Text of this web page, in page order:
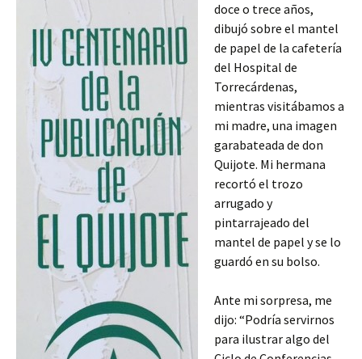
doce o trece años,
dibujó sobre el mantel
de papel de la cafetería
del Hospital de
Torrecárdenas,
mientras visitábamos a
mi madre, una imagen
garabateada de don
Quijote. Mi hermana
recortó el trozo
arrugado y
pintarrajeado del
mantel de papel y se lo
guardó en su bolso.
Ante mi sorpresa, me
dijo: “Podría servirnos
para ilustrar algo del